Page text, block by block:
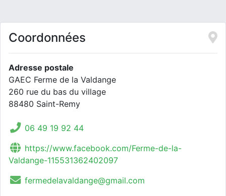
Coordonnées
Adresse postale
GAEC Ferme de la Valdange
260 rue du bas du village
88480 Saint-Remy
06 49 19 92 44
https://www.facebook.com/Ferme-de-la-
Valdange-115531362402097
fermedelavaldange@gmail.com